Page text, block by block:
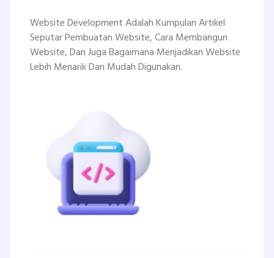
Website Development Adalah Kumpulan Artikel
Seputar Pembuatan Website, Cara Membangun
Website, Dan Juga Bagaimana Menjadikan Website
Lebih Menarik Dan Mudah Digunakan.